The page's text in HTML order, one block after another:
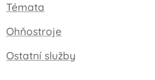
Témata
Ohňostroje
Ostatní služby